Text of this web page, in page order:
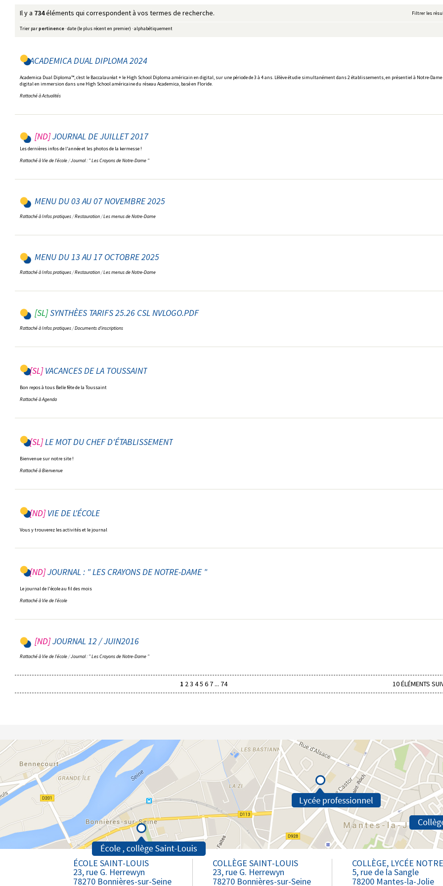
Il y a 734éléments qui correspondent à vos termes de recherche. Filtrer les
Trier parpertinence·date (le plus récent en premier) ·alphabétiquement
ACADEMICA DUAL DIPLOMA 2024
Academica Dual Diploma™, c’est le Baccalauréat + le High School Diploma américain en digital, sur une période de 3 à 4 ans. L’élève étudie simultanément dans 2 établissements, en présentiel à Notre-Dame
digital en immersion dans une High School américaine du réseau Academica, basé en Floride.
Rattaché àActualités
JOURNAL DE JUILLET 2017
Les dernières infos de l'année et les photos de la kermesse !
Rattaché àVie de l'école/Journal : " Les Crayons de Notre-Dame "
MENU DU 03 AU 07 NOVEMBRE 2025
Rattaché àInfos pratiques/Restauration/Les menus de Notre-Dame
MENU DU 13 AU 17 OCTOBRE 2025
Rattaché àInfos pratiques/Restauration/Les menus de Notre-Dame
SYNTHÈES TARIFS 25.26 CSL NVLOGO.PDF
Rattaché àInfos pratiques/Documents d'inscriptions
VACANCES DE LA TOUSSAINT
Bon repos à tous Belle fête de la Toussaint
Rattaché àAgenda
LE MOT DU CHEF D'ÉTABLISSEMENT
Bienvenue sur notre site !
Rattaché àBienvenue
VIE DE L'ÉCOLE
Vous y trouverez les activités et le journal
JOURNAL : " LES CRAYONS DE NOTRE-DAME "
Le journal de l'école au fil des mois
Rattaché àVie de l'école
JOURNAL 12 / JUIN2016
Rattaché àVie de l'école/Journal : " Les Crayons de Notre-Dame "
10 ÉLÉMENTS
1 23 45 6 7 ... 74
ÉCOLE SAINT-LOUIS
23, rue G. Herrewyn
78270 Bonnières-sur-Seine
COLLÈGE SAINT-LOUIS
23, rue G. Herrewyn
78270 Bonnières-sur-Seine
COLLÈGE, LYCÉE
5, rue de la Sangle
78200 Mantes-la-Jolie